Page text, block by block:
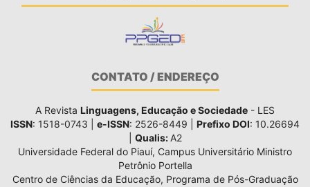
CONTATO / ENDEREÇO
A Revista Linguagens, Educação e Sociedade - LES
ISSN: 1518-0743 | e-ISSN: 2526-8449 | Prefixo DOI: 10.26694
Qualis: A2
Universidade Federal do Piauí, Campus Universitário Ministro
Petrônio Portella
Centro de Ciências da Educação, Programa de Pós-Graduação